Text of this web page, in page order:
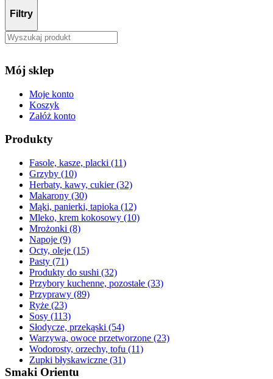
Filtry
Mój sklep
Moje konto
Koszyk
Załóż konto
Produkty
Fasole, kasze, placki (11)
Grzyby (10)
Herbaty, kawy, cukier(32)
Makarony (30)
Mąki, panierki, tapioka (12)
Mleko, krem kokosowy (10)
Mrożonki (8)
Napoje (9)
Octy, oleje (15)
Pasty (71)
Produkty do sushi (32)
Przybory kuchenne, pozostałe (33)
Przyprawy (89)
Ryże (23)
Sosy (113)
Słodycze, przekąski (54)
Warzywa, owoce przetworzone (23)
Wodorosty, orzechy, tofu (11)
Zupki błyskawiczne (31)
Smaki Orientu